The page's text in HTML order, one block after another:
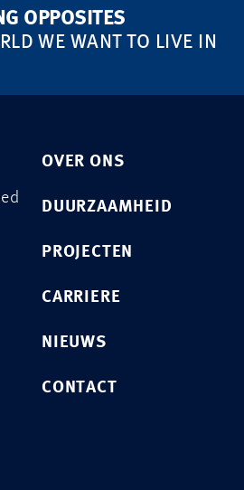
OPPOSITES
WE WANT TO LIVE IN
OVER ONS
DUURZAAMHEID
PROJECTEN
CARRIERE
NIEUWS
CONTACT